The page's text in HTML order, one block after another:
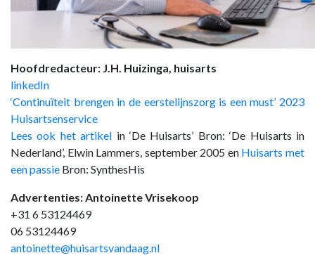
Hoofdredacteur: J.H. Huizinga, huisarts
linkedIn
‘Continuïteit brengen in de eerstelijnszorg is een must’ 2023
Huisartsenservice
Lees ook het artikel in ‘De Huisarts’ Bron: ‘De Huisarts in
Nederland’, Elwin Lammers, september 2005 en Huisarts met
een passie Bron: SynthesHis
Advertenties: Antoinette Vrisekoop
+31 6 53124469
06 53124469
antoinette@huisartsvandaag.nl